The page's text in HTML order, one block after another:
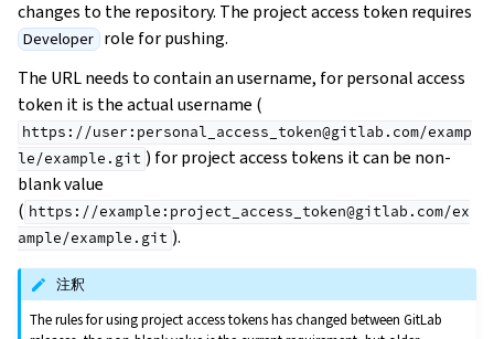
changes to the repository. The project access token requires
Developer role for pushing.
The URL needs to contain an username, for personal access
token it is the actual username (
https://user:personal_access_token@gitlab.com/examp
le/example.git ) for project access tokens it can be non-
blank value
( https://example:project_access_token@gitlab.com/ex
ample/example.git ).
注釈
The rules for using project access tokens has changed between GitLab